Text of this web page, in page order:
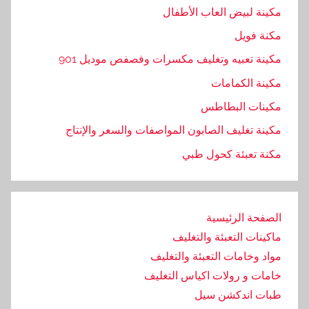
د
م
مكينة لبيض العاب الأطفال
مكنة فويل
مكينة تعبيه وتغليف مكسرات وفصفص موديل 901
مكينة الكمامات
مكينات البطاطس
مكينة تغليف الصابون المواصفات والسعر والإنتاج
مكنة تعبئة كحول طبي
الصفحة الرئيسية
ماكينات التعبئة والتغليف
مواد وخامات التعبئة والتغليف
خامات و رولات اكياس التغليف
طبات اندكشن سيل